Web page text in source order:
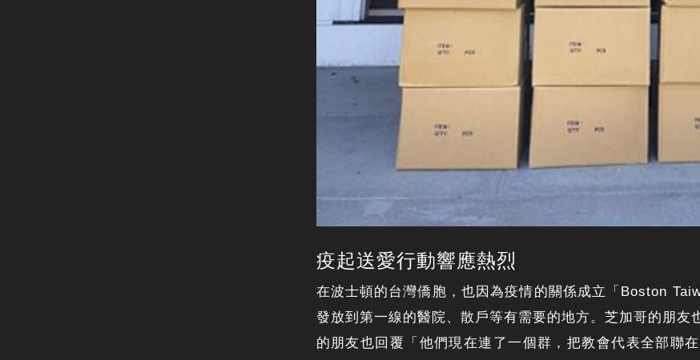
疫起送愛行動響應熱烈
在波士頓的台灣僑胞，也因為疫情的關係成立「Boston
發放到第一線的醫院、散戶等有需要的地方。芝加哥的朋
的朋友也回覆「他們現在連了一個群，把教會代表全部聯